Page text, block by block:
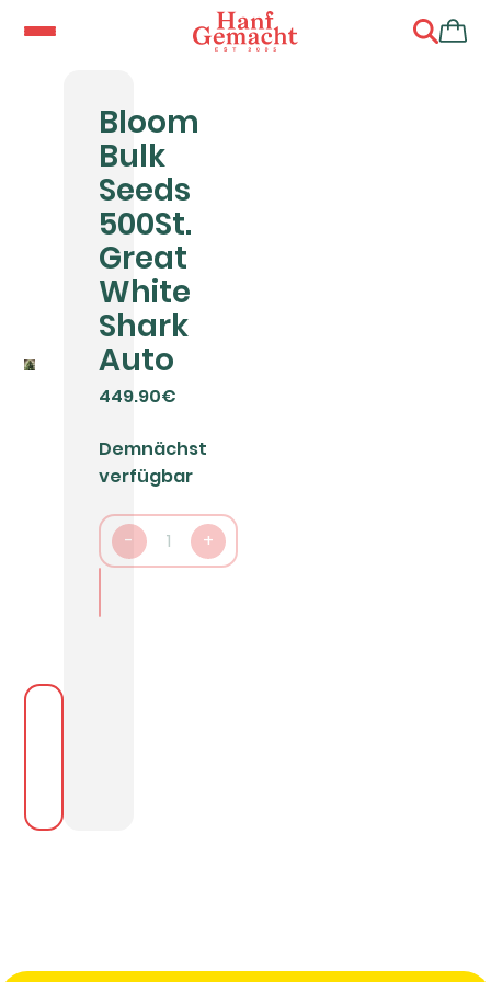
Bloom
Bulk
Seeds
500St.
Great
White
Shark
Auto
449.90€
Demnächst
verfügbar
- 1 +